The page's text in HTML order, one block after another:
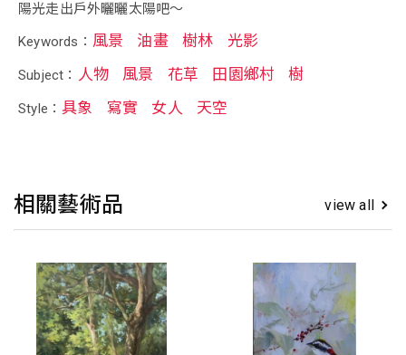
陽光走出戶外曬曬太陽吧～
Keywords： 風景 油畫 樹林 光影
Subject： 人物 風景 花草 田園鄉村 樹
Style： 具象 寫實 女人 天空
相關藝術品 view all